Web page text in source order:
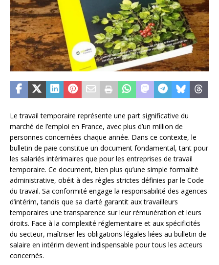
Le travail temporaire représente une part significative du
marché de l’emploi en France, avec plus d’un million de
personnes concernées chaque année. Dans ce contexte, le
bulletin de paie constitue un document fondamental, tant pour
les salariés intérimaires que pour les entreprises de travail
temporaire. Ce document, bien plus qu’une simple formalité
administrative, obéit à des règles strictes définies par le Code
du travail. Sa conformité engage la responsabilité des agences
d’intérim, tandis que sa clarté garantit aux travailleurs
temporaires une transparence sur leur rémunération et leurs
droits. Face à la complexité réglementaire et aux spécificités
du secteur, maîtriser les obligations légales liées au bulletin de
salaire en intérim devient indispensable pour tous les acteurs
concernés.